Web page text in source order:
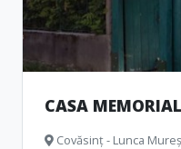
CASA
Covăsinț - Lunca